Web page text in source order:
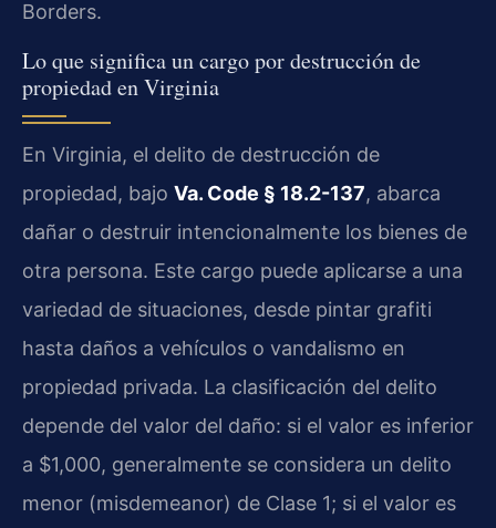
Borders.
Lo que significa un cargo por destrucción de
propiedad en Virginia
En Virginia, el delito de destrucción de
propiedad, bajo Va. Code § 18.2-137, abarca
dañar o destruir intencionalmente los bienes de
otra persona. Este cargo puede aplicarse a una
variedad de situaciones, desde pintar grafiti
hasta daños a vehículos o vandalismo en
propiedad privada. La clasificación del delito
depende del valor del daño: si el valor es inferior
a $1,000, generalmente se considera un delito
menor (misdemeanor) de Clase 1; si el valor es